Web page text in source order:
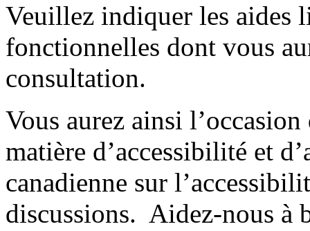
Veuillez indiquer les aides
fonctionnelles dont vous
consultation.
Vous aurez ainsi
matière d’accessibilité et
canadienne sur
discussions. Aidez-nous à